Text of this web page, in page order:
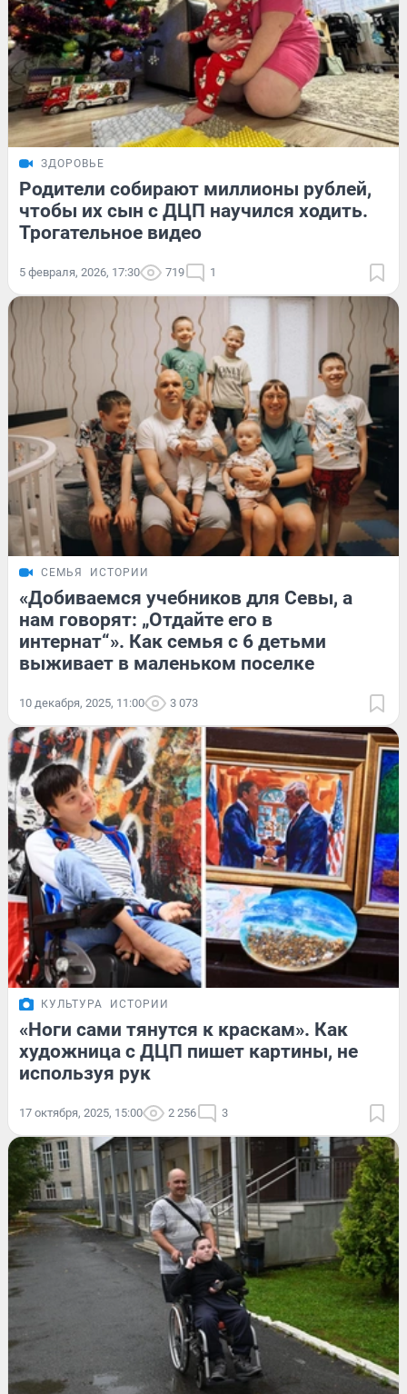
ЗДОРОВЬЕ
Родители собирают миллионы рублей,
чтобы их сын с ДЦП научился ходить.
Трогательное видео
5 февраля, 2026, 17:30 719 1
СЕМЬЯ ИСТОРИИ
«Добиваемся учебников для Севы, а
нам говорят: „Отдайте его в
интернат“». Как семья с 6 детьми
выживает в маленьком поселке
10 декабря, 2025, 11:00 3 073
КУЛЬТУРА ИСТОРИИ
«Ноги сами тянутся к краскам». Как
художница с ДЦП пишет картины, не
используя рук
17 октября, 2025, 15:00 2 256 3